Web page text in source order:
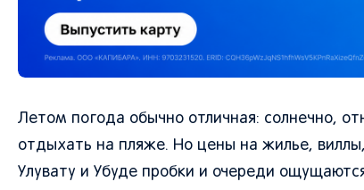
Летом погода обычно отличная: солнечно,
отдыхать на пляже. Но цены на жилье,
Улувату и Убуде пробки и очереди